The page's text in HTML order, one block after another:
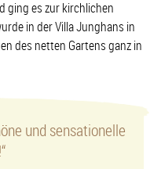
ging es zur kirchlichen
in der Villa Junghans in
des netten Gartens ganz in
und sensationelle